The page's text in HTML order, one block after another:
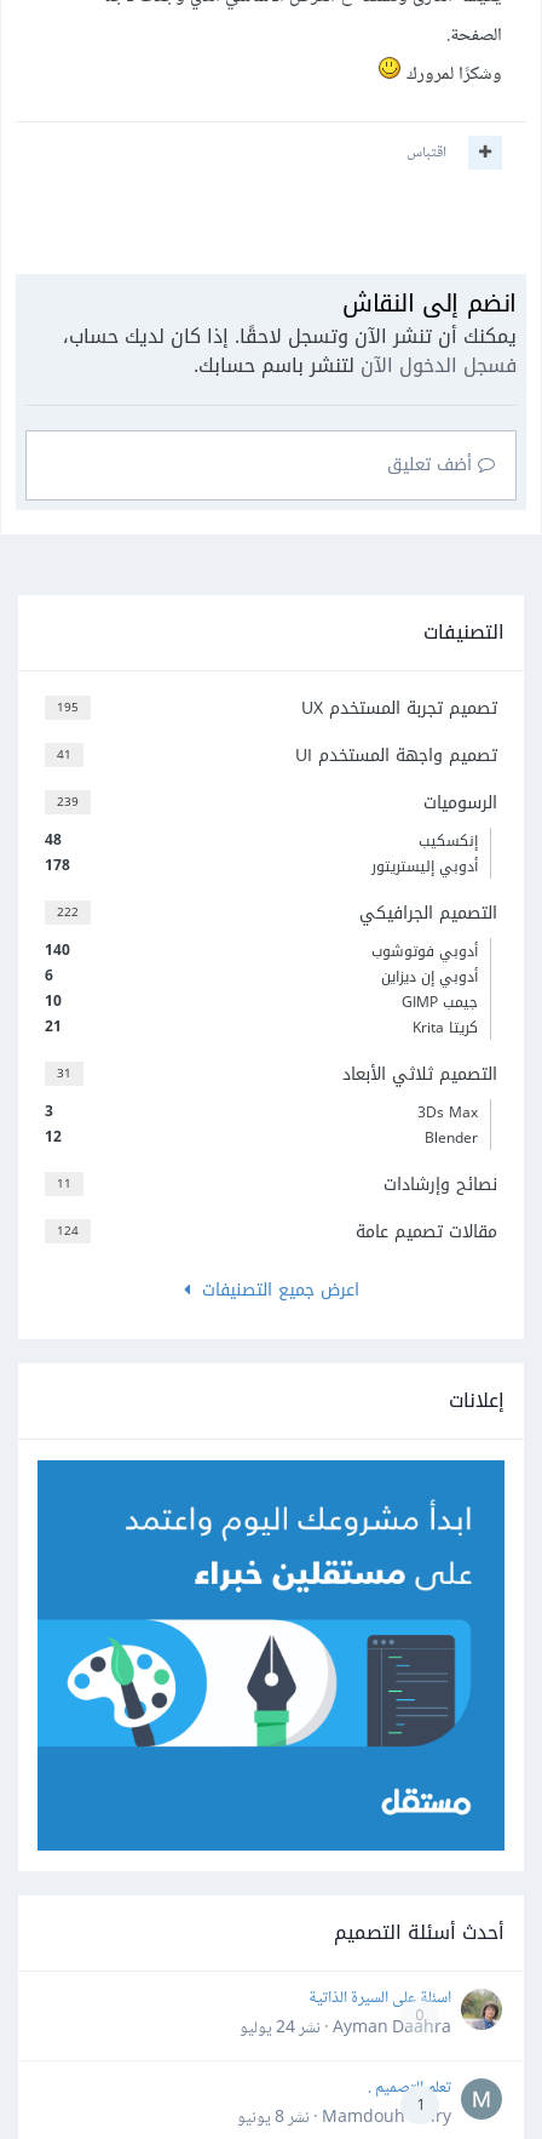
الصفحة.
وشكرًا لمرورك
اقتباس
انضم إلى النقاش
يمكنك أن تنشر الآن وتسجل لاحقًا. إذا كان لديك حساب،
فسجل الدخول الآن لتنشر باسم حسابك.
أضف تعليق
التصنيفات
195 تصميم تجربة المستخدم UX
41 تصميم واجهة المستخدم UI
239 الرسوميات
48
إنكسكيب
178
أدوبي إليستريتور
222 التصميم الجرافيكي
140
أدوبي فوتوشوب
6
أدوبي إن ديزاين
10
جيمب GIMP
21
كريتا Krita
31 التصميم ثلاثي الأبعاد
3
3Ds Max
12
Blender
11 نصائح وإرشادات
124
مقالات تصميم عامة
اعرض جميع التصنيفات
إعلانات
أحدث أسئلة التصميم
0
اسئلة على السيرة الذاتية
Ayman Daahra · نشر
24 يوليو
1
تعلم التصميم .
Mamdouh Khiry · نشر
8 يونيو